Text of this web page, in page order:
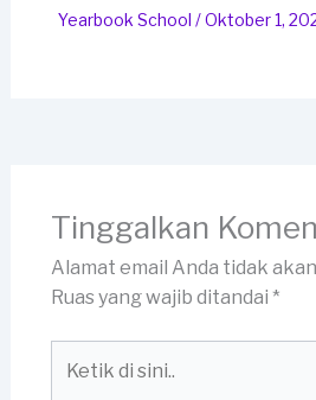
Yearbook School /Oktober 1,
Tinggalkan
Alamat email Anda tidak
Ruas yang wajib ditandai *